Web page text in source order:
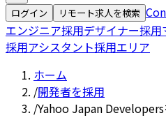
ログイン リモート求人を検索
エンジニア採用デザイナー採用
採用アシスタント採用エリア
ホーム
/開発者を採用
/Yahoo Japan